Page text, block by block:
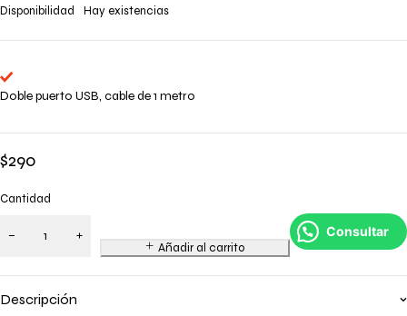
Disponibilidad Hay existencias
Doble puerto USB, cable de 1 metro
$290
Cantidad
Añadir al carrito
Consultar
Descripción